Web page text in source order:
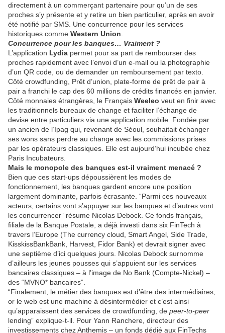
directement à un commerçant partenaire pour qu’un de ses
proches s’y présente et y retire un bien particulier, après en avoir
été notifié par SMS. Une concurrence pour les services
historiques comme Western Union
Concurrence pour les banques… Vraiment ?
L’application Lydia permet pour sa part de rembourser des
proches rapidement avec l’envoi d’un e-mail ou la photographie
d’un QR code, ou de demander un remboursement par texto.
Côté crowdfunding, Prêt d’union, plate-forme de prêt de pair à
pair a franchi le cap des 60 millions de crédits financés en janvier.
Côté monnaies étrangères, le Français Weeleo veut en finir avec
les traditionnels bureaux de change et faciliter l’échange de
devise entre particuliers via une application mobile. Fondée par
un ancien de l’Ipag qui, revenant de Séoul, souhaitait échanger
ses wons sans perdre au change avec les commissions prises
par les opérateurs classiques. Elle est aujourd’hui incubée chez
Paris Incubateurs.
Mais le monopole des banques est-il vraiment menacé ?
Bien que ces start-ups dépoussièrent les modes de
fonctionnement, les banques gardent encore une position
largement dominante, parfois écrasante. “Parmi ces nouveaux
acteurs, certains vont s’appuyer sur les banques et d’autres vont
les concurrencer” résume Nicolas Debock. Ce fonds français,
filiale de la Banque Postale, a déjà investi dans six FinTech à
travers l’Europe (The currency cloud, Smart Angel, Side Trade,
KisskissBankBank, Harvest, Fidor Bank) et devrait signer avec
une septième d’ici quelques jours. Nicolas Debock surnomme
d’ailleurs les jeunes pousses qui s’appuient sur les services
bancaires classiques – à l’image de No Bank (Compte-Nickel) –
des “MVNO* bancaires”.
“Finalement, le métier des banques est d’être des intermédiaires,
or le web est une machine à désintermédier et c’est ainsi
qu’apparaissent des services de crowdfunding, de peer-to-peer
lending” explique-t-il. Pour Yann Ranchere, directeur des
investissements chez Anthemis – un fonds dédié aux FinTechs